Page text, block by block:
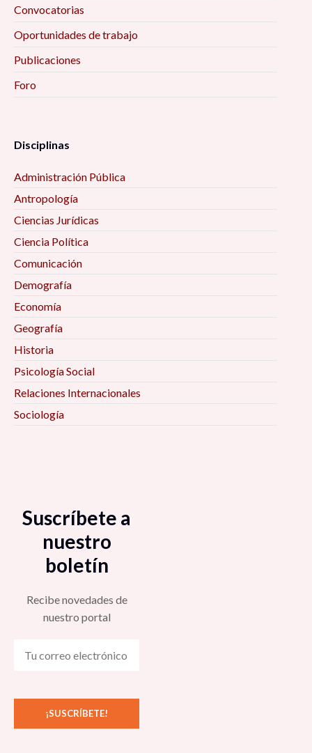
Convocatorias
Oportunidades de trabajo
Publicaciones
Foro
Disciplinas
Administración Pública
Antropología
Ciencias Jurídicas
Ciencia Política
Comunicación
Demografía
Economía
Geografía
Historia
Psicología Social
Relaciones Internacionales
Sociología
Suscríbete a
nuestro
boletín
Recibe novedades de
nuestro portal